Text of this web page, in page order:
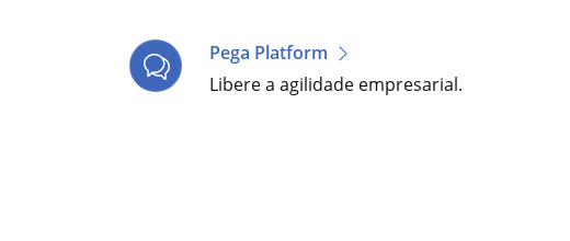
Pega Platform
Libere a agilidade empresarial.